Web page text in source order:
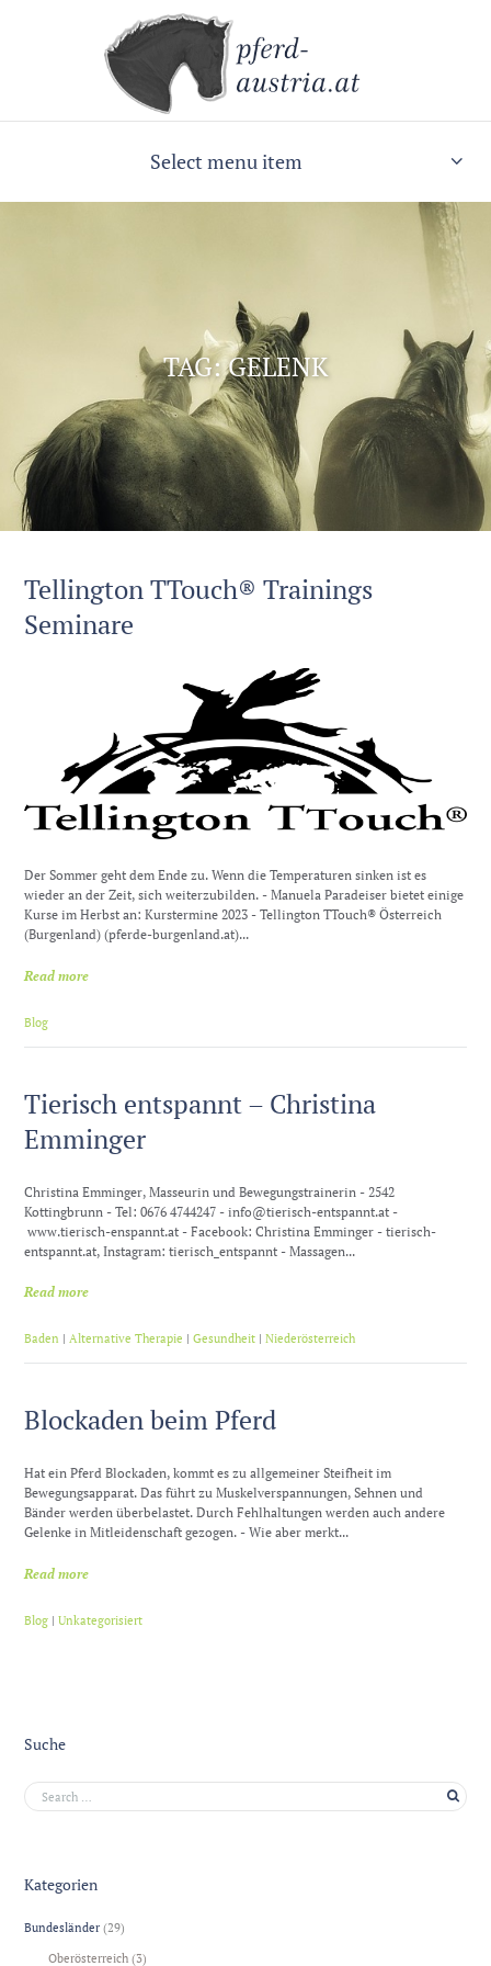
Select menu item
TAG: GELENK
Tellington TTouch® Trainings
Seminare
Der Sommer geht dem Ende zu. Wenn die Temperaturen sinken ist es
wieder an der Zeit, sich weiterzubilden. - Manuela Paradeiser bietet einige
Kurse im Herbst an: Kurstermine 2023 - Tellington TTouch® Österreich
(Burgenland) (pferde-burgenland.at)...
Read more
Blog
Tierisch entspannt – Christina
Emminger
Christina Emminger, Masseurin und Bewegungstrainerin - 2542
Kottingbrunn - Tel: 0676 4744247 - info@tierisch-entspannt.at -
www.tierisch-enspannt.at - Facebook: Christina Emminger - tierisch-
entspannt.at, Instagram: tierisch_entspannt - Massagen...
Read more
Baden |Alternative Therapie |Gesundheit |Niederösterreich
Blockaden beim Pferd
Hat ein Pferd Blockaden, kommt es zu allgemeiner Steifheit im
Bewegungsapparat. Das führt zu Muskelverspannungen, Sehnen und
Bänder werden überbelastet. Durch Fehlhaltungen werden auch andere
Gelenke in Mitleidenschaft gezogen. - Wie aber merkt...
Read more
Blog |Unkategorisiert
Suche
Kategorien
Bundesländer (29)
Oberösterreich (3)